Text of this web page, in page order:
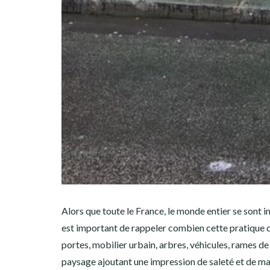
Alors que toute le France, le monde entier se sont
est important de rappeler combien cette pratique
portes, mobilier urbain, arbres, véhicules, rames
paysage ajoutant une impression de saleté et de